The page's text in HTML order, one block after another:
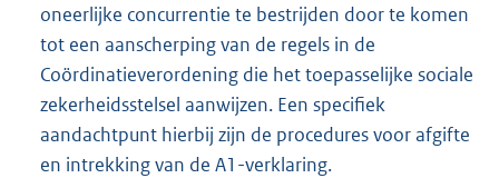
oneerlijke concurrentie te bestrijden door te komen
tot een aanscherping van de regels in de
Coördinatieverordening die het toepasselijke sociale
zekerheidsstelsel aanwijzen. Een specifiek
aandachtpunt hierbij zijn de procedures voor afgifte
en intrekking van de A1-verklaring.